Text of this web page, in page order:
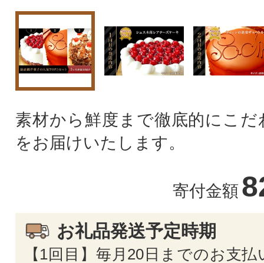
素材から鮮度まで徹底的にこだ
をお届けいたします。
寄付金額
お礼品発送予定時期
【1回目】毎月20日までのお支